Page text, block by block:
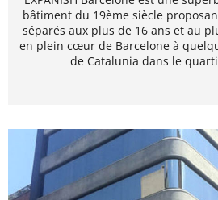
bâtiment du 19ème siècle
séparés aux plus de 16 ans et au
en plein cœur de Barcelone à
de Catalunia dans le